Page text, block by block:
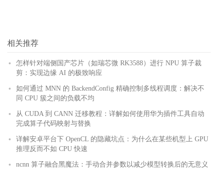
相关推荐
怎样针对端侧国产芯片（如瑞芯微 RK3588）进行 NPU 算子裁
剪：实现边缘 AI 的极致响应
如何通过 MNN 的 BackendConfig 精确控制多线程调度：解决不
同 CPU 簇之间的负载不均
从 CUDA 到 CANN 迁移教程：详解如何使用华为插件工具自动
完成算子代码映射与替换
详解安卓平台下 OpenCL 的隐藏坑点：为什么在某些机型上 GPU
推理反而不如 CPU 快速
ncnn 算子融合黑魔法：手动合并参数以减少模型转换后的无意义